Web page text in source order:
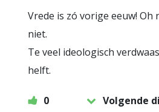
Vrede is zó vorige eeuw! Oh
niet.
Te veel ideologisch
helft.
0
Volgende